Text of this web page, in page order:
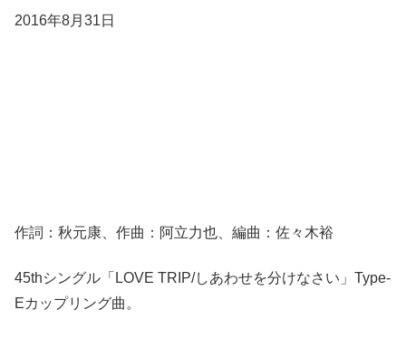
2016年8月31日
作詞：秋元康、作曲：阿立力也、編曲：佐々木裕
45thシングル「LOVE TRIP/しあわせを分けなさい」Type-
Eカップリング曲。